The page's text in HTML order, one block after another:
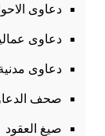
دعاوى
دعاوى
دعاوى
صحف
صيغ العقود